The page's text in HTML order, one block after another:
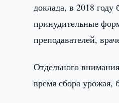
доклада, в 2018
принудительные
преподавателей,
Отдельного
время сбора урожая,